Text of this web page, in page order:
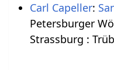
Carl Capeller:
Petersburger
Strassburg :